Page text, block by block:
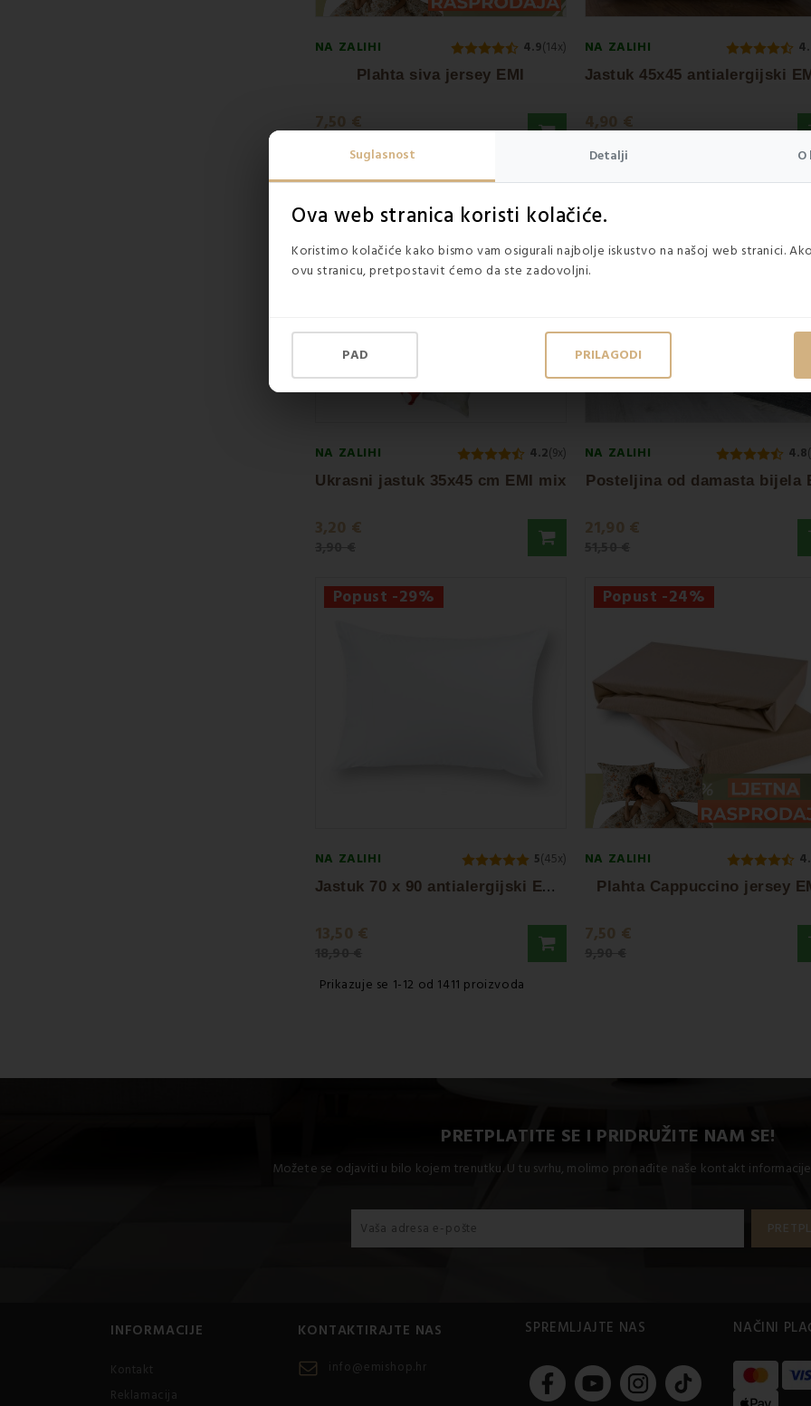
Suglasnost Detalji
Ova web stranica koristi kolačiće.
Koristimo kolačiće kako bismo vam osigurali najbolje iskustvo na našoj web stranici.
ovu stranicu, pretpostavit ćemo da ste zadovoljni.
PAD PRILAGODI
NA ZALIHI 4.9(14x)
Plahta siva jersey EMI
7,50 €
NA ZALIHI
4,90 €
NA ZALIHI 4.2(9x)
Ukrasni jastuk 35x45 cm EMI mix
3,20 €
days
NA ZALIHI 4.8
Posteljina od damasta bijela
21,90 €
Popust -29%
NA ZALIHI 5(45x)
J
astuk 70 x 90 antialergijski EMI standard
13,50 €
Popust -24%
NA ZALIHI
Plahta Cappuccino jersey
7,50 €
Prikazuje se 1-12 od 1411 proizvoda
PRETPLATITE SE I PRIDRUŽITE NAM SE!
Možete se odjaviti u bilo kojem trenutku. U tu svrhu, molimo pronađite naše kontakt
INFORMACIJE
Kontakt
Reklamacija
KONTAKTIRAJTE NAS
info@emishop.hr
SPREMLJAJTE NAS NAČINI